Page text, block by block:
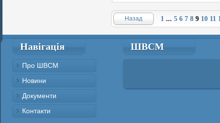
Назад 1 ... 5 6 7 8 9 10 11
Навігація
Про ШВСМ
Новини
Документи
Контакти
ШВСМ